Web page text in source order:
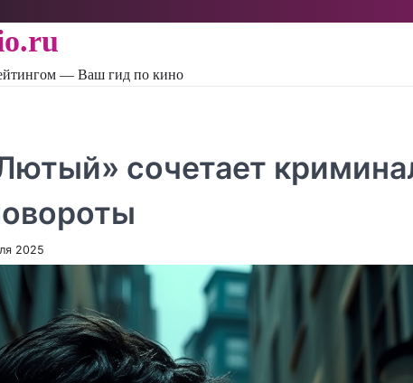
— Ваш гид по кино
сочетает
2025